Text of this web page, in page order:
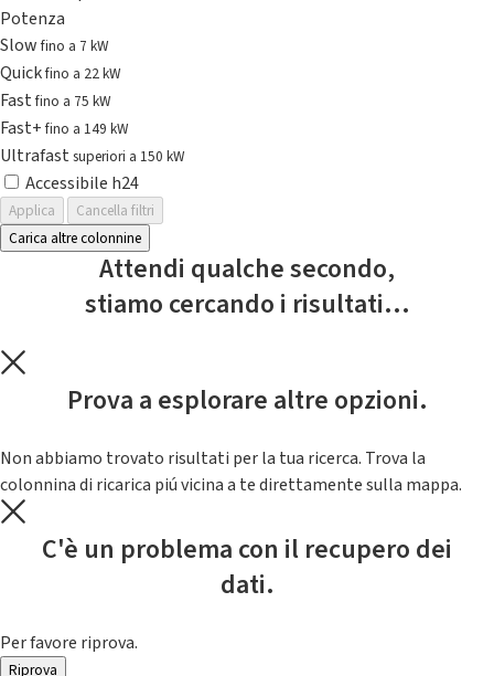
Potenza
Slowfino a 7 kW
Quickfino a 22 kW
Fastfino a 75 kW
Fast+fino a 149 kW
Ultrafast superiori a 150 kW
Accessibile h24
Applica
Cancella filtri
Carica altre colonnine
Attendi qualche secondo,
stiamo cercando i risultati...
Prova a esplorare altre opzioni.
Non abbiamo trovato risultati per la tua ricerca. Trova la
colonnina di ricarica piú vicina a te direttamente sulla mappa.
C'è un problema con il recupero dei
dati.
Per favore riprova.
Riprova